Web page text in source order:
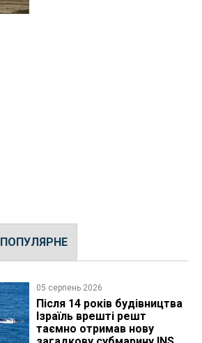
ПОПУЛЯРНЕ
05 серпень 2026
Після 14 років будівництва
Ізраїль врешті решт
таємно отримав нову